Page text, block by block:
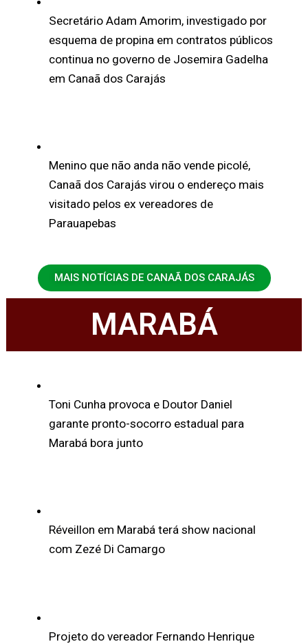
Secretário Adam Amorim, investigado por
esquema de propina em contratos públicos
continua no governo de Josemira Gadelha
em Canaã dos Carajás
Menino que não anda não vende picolé,
Canaã dos Carajás virou o endereço mais
visitado pelos ex vereadores de
Parauapebas
MAIS NOTÍCIAS DE CANAÃ DOS CARAJÁS
MARABÁ
Toni Cunha provoca e Doutor Daniel
garante pronto-socorro estadual para
Marabá bora junto
Réveillon em Marabá terá show nacional
com Zezé Di Camargo
Projeto do vereador Fernando Henrique